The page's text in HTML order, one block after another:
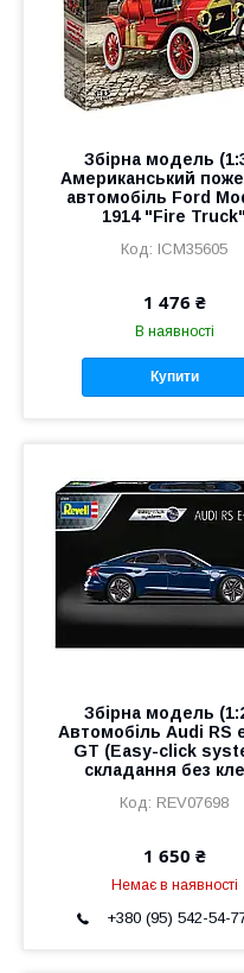
Збірна модель
Американський
автомобіль Ford
1914 "Fire Truck"
ICM35605
1 476 ₴
В наявності
Купити
Збірна модель
Автомобіль Audi RS
GT (Easy-click
складання без
REV07698
1 650 ₴
Немає в наявності
+380 (95) 542-54-